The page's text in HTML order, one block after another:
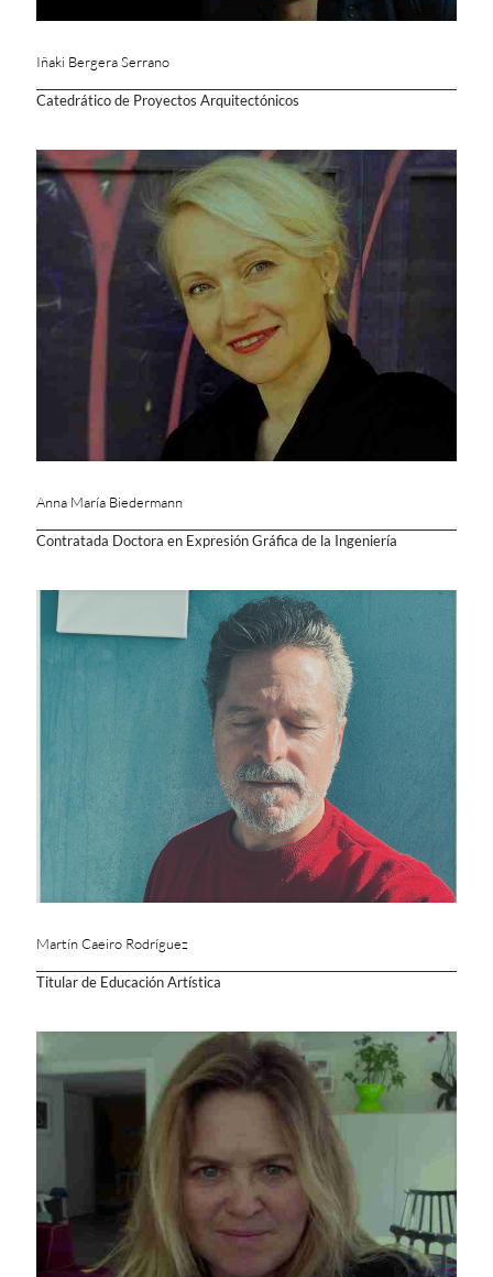
Iñaki Bergera Serrano
Catedrático de Proyectos Arquitectónicos
Anna María Biedermann
Contratada Doctora en Expresión Gráfica de la Ingeniería
Martín Caeiro Rodríguez
Titular de Educación Artística